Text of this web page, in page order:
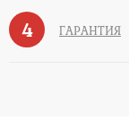
4 ГАРАНТИЯ